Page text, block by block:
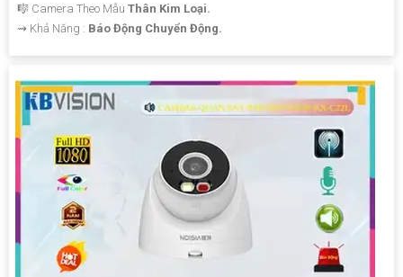
🎼️ Camera Theo Mẫu Thân Kim Loại.
️⇝ Khả Năng : Báo Động Chuyển Động.